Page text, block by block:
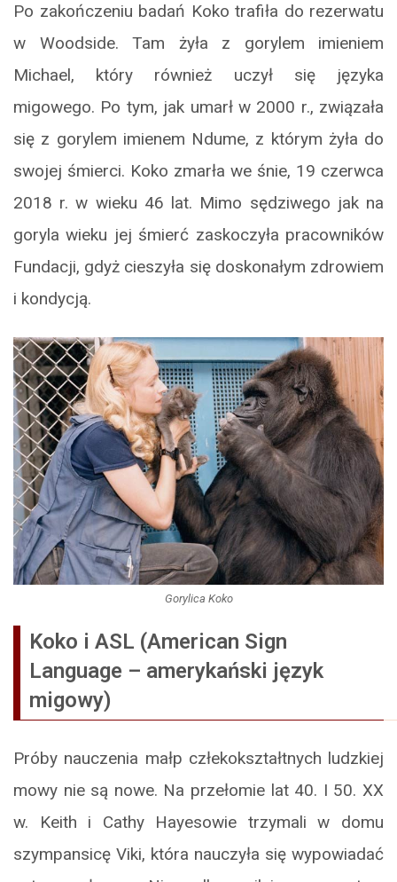
Po zakończeniu badań Koko trafiła do rezerwatu
w Woodside. Tam żyła z gorylem imieniem
Michael, który również uczył się języka
migowego. Po tym, jak umarł w 2000 r., związała
się z gorylem imienem Ndume, z którym żyła do
swojej śmierci. Koko zmarła we śnie, 19 czerwca
2018 r. w wieku 46 lat. Mimo sędziwego jak na
goryla wieku jej śmierć zaskoczyła pracowników
Fundacji, gdyż cieszyła się doskonałym zdrowiem
i kondycją.
Gorylica Koko
Koko i ASL (American Sign
Language – amerykański język
migowy)
Próby nauczenia małp człekokształtnych ludzkiej
mowy nie są nowe. Na przełomie lat 40. I 50. XX
w. Keith i Cathy Hayesowie trzymali w domu
szympansicę Viki, która nauczyła się wypowiadać